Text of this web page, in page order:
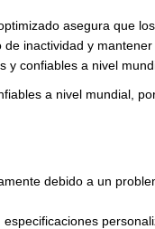
asegura que
inactividad y
y confiables a nivel
a nivel mundial,
debido a un